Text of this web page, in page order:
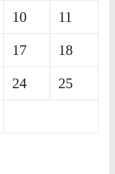
10 11
17 18
24 25